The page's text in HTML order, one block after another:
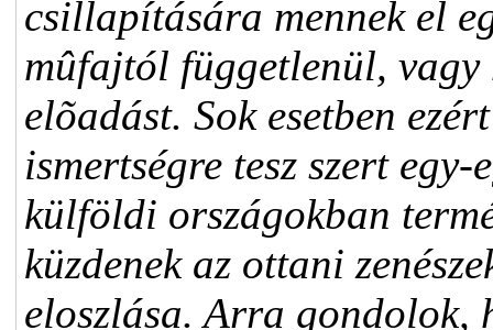
csillapítására mennek el
mûfajtól függetlenül, vagy
elõadást. Sok esetben
ismertségre tesz szert
külföldi országokban
küzdenek az ottani
eloszlása. Arra gondolok,